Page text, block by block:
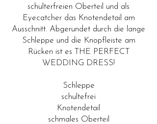
schulterfreien Oberteil und als
Eyecatcher das Knotendetail am
Ausschnitt. Abgerundet durch die lange
Schleppe und die Knopfleiste am
Rücken ist es THE PERFECT
WEDDING DRESS!
Schleppe
schultefrei
Knotendetail
schmales Oberteil